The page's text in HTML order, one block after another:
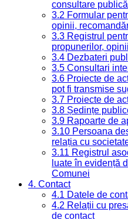
consultare publică
3.2 Formular
opinii,
3.3 Registrul
propunerilor,
3.4 Dezbateri
3.5 Consultari
3.6 Proiecte de
pot fi transmise
3.7 Proiecte de
3.8 Ședințe
3.9 Rapoarte de
3.10 Persoana
relația cu
3.11 Registrul
luate în evidență
Comunei
4. Contact
4.1 Datele de
4.2 Relații cu
de contact